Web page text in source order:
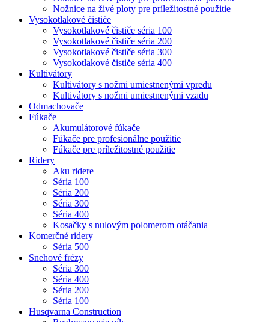
Nožnice na živé ploty pre príležitostné použitie
Vysokotlakové čističe
Vysokotlakové čističe séria 100
Vysokotlakové čističe séria 200
Vysokotlakové čističe séria 300
Vysokotlakové čističe séria 400
Kultivátory
Kultivátory s nožmi umiestnenými vpredu
Kultivátory s nožmi umiestnenými vzadu
Odmachovače
Fúkače
Akumulátorové fúkače
Fúkače pre profesionálne použitie
Fúkače pre príležitostné použitie
Ridery
Aku ridere
Séria 100
Séria 200
Séria 300
Séria 400
Kosačky s nulovým polomerom otáčania
Komerčné ridery
Séria 500
Snehové frézy
Séria 300
Séria 400
Séria 200
Séria 100
Husqvarna Construction